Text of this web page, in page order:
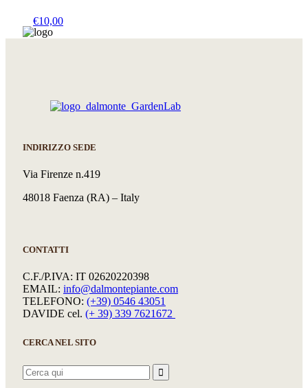
€10,00
INDIRIZZO SEDE
Via Firenze n.419
48018 Faenza (RA) – Italy
CONTATTI
C.F./P.IVA: IT 02620220398
EMAIL: info@dalmontepiante.com
TELEFONO: (+39) 0546 43051
DAVIDE cel. (+ 39) 339 7621672
CERCA NEL SITO
Search
for: